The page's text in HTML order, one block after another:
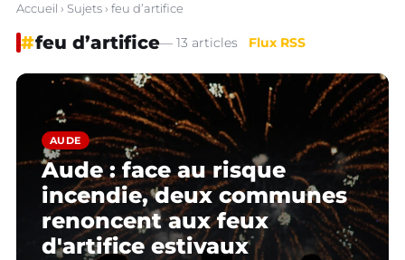
Accueil › Sujets› feu d’artifice
#feu d’artifice— 13 articles Flux RSS
AUDE
Aude : face au risque
incendie, deux communes
renoncent aux feux
d'artifice estivaux